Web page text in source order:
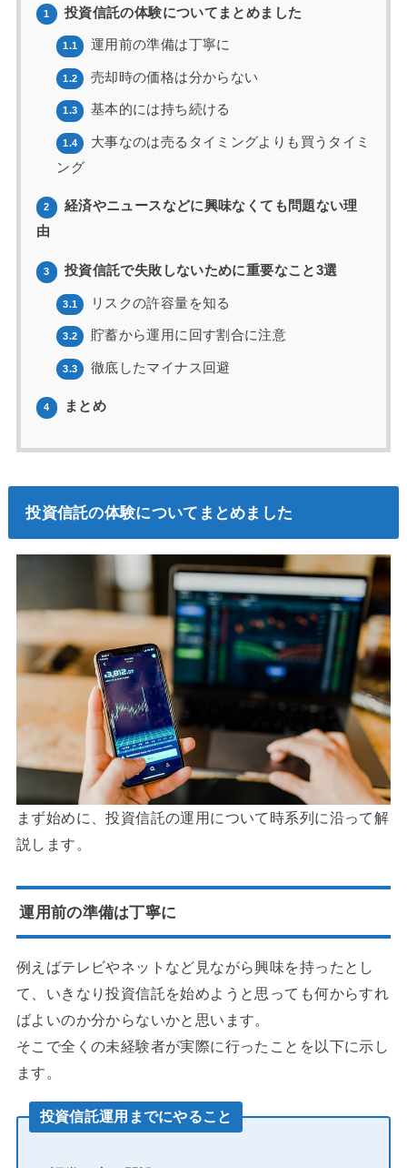
1 投資信託の体験についてまとめました
1.1 運用前の準備は丁寧に
1.2 売却時の価格は分からない
1.3 基本的には持ち続ける
1.4
大事なのは売るタイミングよりも買うタイミ
ング
2
経済やニュースなどに興味なくても問題ない理
由
3 投資信託で失敗しないために重要なこと3選
3.1 リスクの許容量を知る
3.2 貯蓄から運用に回す割合に注意
3.3 徹底したマイナス回避
4 まとめ
投資信託の体験についてまとめました
まず始めに、投資信託の運用について時系列に沿って解
説します。
運用前の準備は丁寧に
例えばテレビやネットなど見ながら興味を持ったとし
て、いきなり投資信託を始めようと思っても何からすれ
ばよいのか分からないかと思います。
そこで全くの未経験者が実際に行ったことを以下に示し
ます。
投資信託運用までにやること